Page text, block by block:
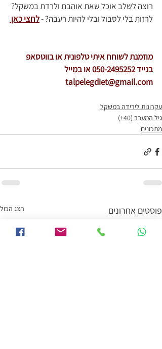
רוצה לשלב אוכל שאת אוהבת ולרדת במשקל?
לרזות בלי לסבול ובלי להיות רעבה? - לחצי כאן
מוזמנת לשוחח איתי טלפונית או בווטסאפ
בנייד 050-2495252 או במייל
talpelegdiet@gmail.com
עקרונות לירידה במשקל
גיל המעבר (40+)
מתכונים
פוסטים אחרונים הצג הכול